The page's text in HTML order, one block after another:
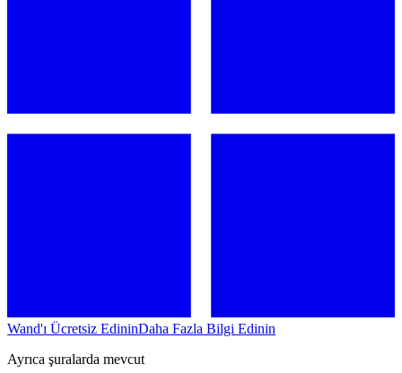
Wand'ı Ücretsiz EdininDaha Fazla Bilgi Edinin
Ayrıca şuralarda mevcut